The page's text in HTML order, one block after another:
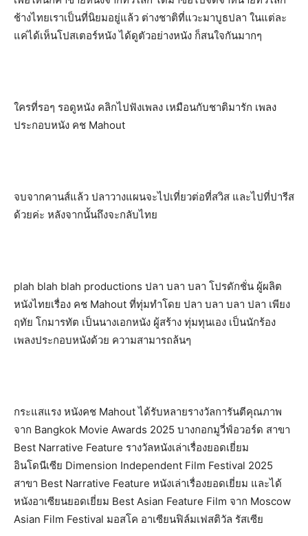
ช้างไทยเราเป็นที่นิยมอยู่แล้ว ต่างชาติที่แวะมาบูธปลา ในแต่ละ
แค่ได้เห็นโปสเตอร์หนัง ได้ดูตัวอย่างหนัง ก็สนใจกันมากๆ
ใครที่รอๆ รอดูหนัง คลิกไปฟังเพลง เหมือนกับชาติมารัก เพลง
ประกอบหนัง คช Mahout
จบจากคานส์แล้ว ปลาวางแผนจะไปเที่ยวต่อที่สวิส และไปที่ปารีส
ด้วยค่ะ หลังจากนั้นถึงจะกลับไทย
plah blah blah productions ปลา บลา บลา โปรดักชั่น ผู้ผลิต
หนังไทยเรื่อง คช Mahout ที่ทุ่มทำโดย ปลา บลา บลา ปลา เพียง
ฤทัย โกมารทัต เป็นนางเอกหนัง ผู้สร้าง ทุ่มทุนเอง เป็นนักร้อง
เพลงประกอบหนังด้วย ความสามารถล้นๆ
กระแสแรง หนังคช Mahout ได้รับหลายรางวัลการันตีคุณภาพ
จาก Bangkok Movie Awards 2025 บางกอกมูวี่ฟ์อวอร์ด สาขา
Best Narrative Feature รางวัลหนังเล่าเรื่องยอดเยี่ยม
อินโดนีเซีย Dimension Independent Film Festival 2025
สาขา Best Narrative Feature หนังเล่าเรื่องยอดเยี่ยม และได้
หนังอาเซียนยอดเยี่ยม Best Asian Feature Film จาก Moscow
Asian Film Festival มอสโค อาเซียนฟิล์มเฟสติวัล รัสเซีย